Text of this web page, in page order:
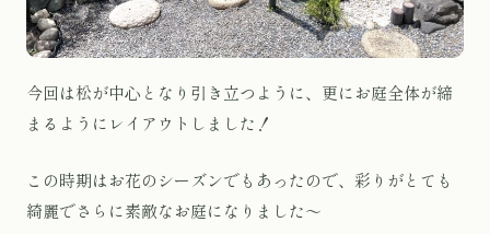
今回は松が中心となり引き立つように、更にお庭全体が締
まるようにレイアウトしました！
この時期はお花のシーズンでもあったので、彩りがとても
綺麗でさらに素敵なお庭になりました〜